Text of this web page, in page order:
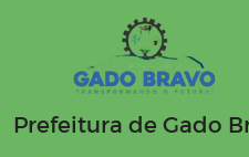
Prefeitura de Gado